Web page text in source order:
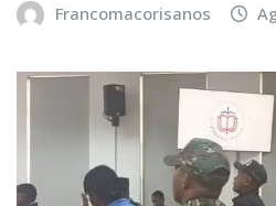
Francomacorisanos